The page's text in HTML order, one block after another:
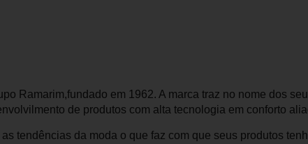
Ramarim,fundado em 1962. A marca traz no nome dos
de produtos com alta tecnologia em conforto
tendências da moda o que faz com que seus produtos